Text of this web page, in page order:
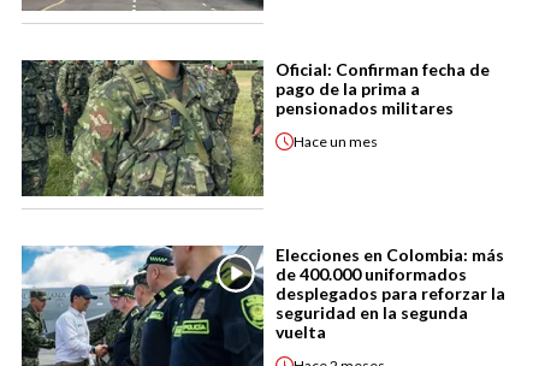
Oficial: Confirman fecha de
pago de la prima a
pensionados militares
Haceun mes
Elecciones en Colombia: más
de 400.000 uniformados
desplegados para reforzar la
seguridad en la segunda
vuelta